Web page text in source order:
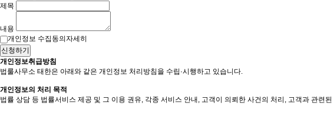
제목
내용
개인정보 수집동의 자세히
신청하기
개인정보취급방침
법룰사무소 태한은 아래와 같은 개인정보 처리방침을 수립·시행하고 있습니다.
개인정보의 처리 목적
법률 상담 등 법률서비스 제공 및 그 이용 권유, 각종 서비스 안내, 고객이 의뢰한 사건의 처리, 고객과 관련